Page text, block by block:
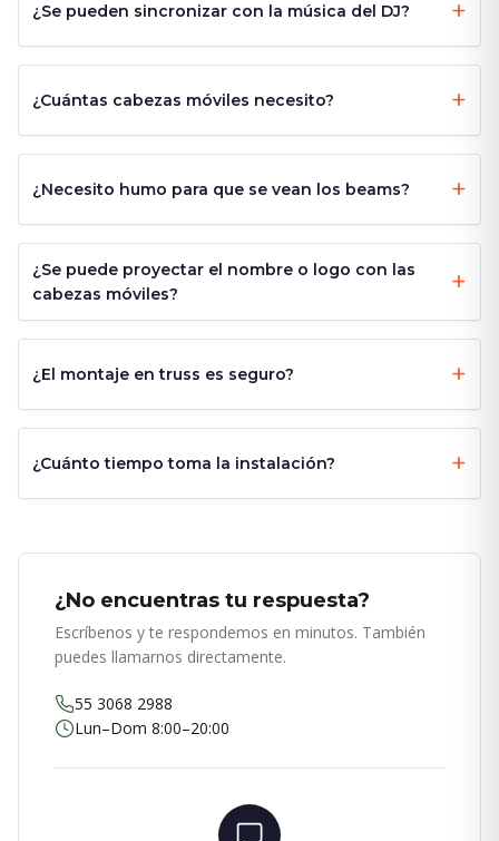
¿Se pueden sincronizar con la música del DJ?
¿Cuántas cabezas móviles necesito?
¿Necesito humo para que se vean los beams?
¿Se puede proyectar el nombre o logo con las
cabezas móviles?
¿El montaje en truss es seguro?
¿Cuánto tiempo toma la instalación?
¿No encuentras tu respuesta?
Escríbenos y te respondemos en minutos. También
puedes llamarnos directamente.
55 3068 2988
Lun–Dom 8:00–20:00